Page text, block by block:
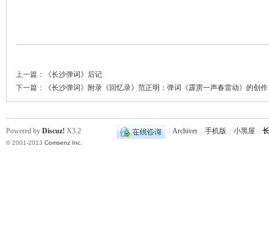
上一篇：
《长沙弹词》后记
下一篇：
《长沙弹词》附录《回忆录》范正明：弹词《霹雳一声春雷动》的创作
Archiver 手机版 小黑屋
Powered by Discuz! X3.2
© 2001-2013 Comsenz Inc.